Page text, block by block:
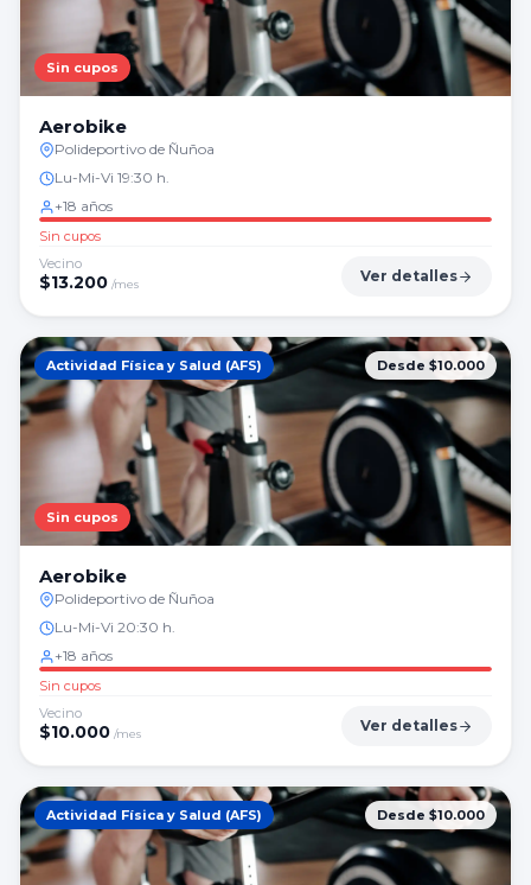
Sin cupos
Aerobike
Polideportivo de Ñuñoa
Lu-Mi-Vi 19:30 h.
+18 años
Sin cupos
Vecino
$13.200 /mes Ver detalles
Actividad Física y Salud (AFS) Desde $10.000
Sin cupos
Aerobike
Polideportivo de Ñuñoa
Lu-Mi-Vi 20:30 h.
+18 años
Sin cupos
Vecino
$10.000 /mes Ver detalles
Actividad Física y Salud (AFS) Desde $10.000